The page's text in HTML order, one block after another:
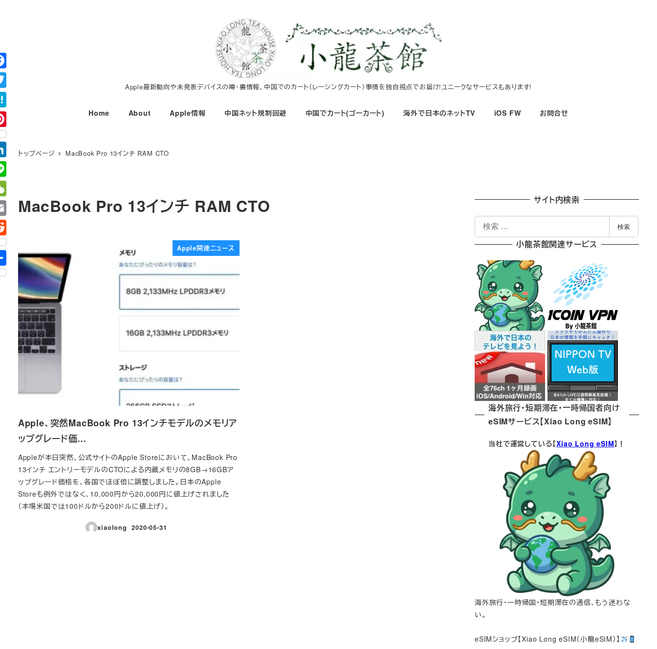
コ
ン
テ
ン
ツ
へ
移
動
Apple最新動向や未発表デバイスの噂・裏情報、中国でのカート（レーシングカート）事情を独自視点でお届け!ユニークなサービスもあります!
Home About Apple情報 中国ネット規制回避 中国でカート(ゴーカート) 海外で日本のネットTV iOS FW お問合せ
トップページ MacBook Pro 13インチ RAM CTO
MacBook Pro 13インチ RAM CTO
Apple関連ニュース
Apple、突然MacBook Pro 13インチモデルのメモリア
ップグレード価…
Appleが本日突然、公式サイトのApple Storeにおいて、MacBook Pro
13インチ エントリーモデルのCTOによる内蔵メモリの8GB→16GBア
ップグレード価格を、各国でほぼ倍に調整しました。日本のApple
Storeも例外ではなく、10,000円から20,000円に値上げされました
（本場米国では100ドルから200ドルに値上げ）。
xiaolong
投稿日
2020-05-31
サイト内検索
索
検索
小龍茶館関連サービス
海外旅行・短期滞在・一時帰国者向け
eSIMサービス【Xiao Long eSIM】
当社で運営している【Xiao Long eSIM】！
海外旅行・一時帰国・短期滞在の通信、もう迷わな
い。
eSIMショップ【Xiao Long eSIM（小龍eSIM）】